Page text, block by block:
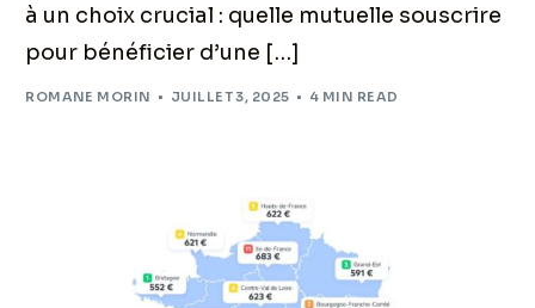
à un choix crucial : quelle mutuelle souscrire
pour bénéficier d’une […]
ROMANE MORIN JUILLET 3, 2025 4 MIN READ